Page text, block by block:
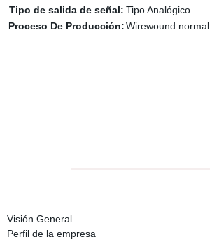
Tipo de salida de señal: Tipo Analógico
Proceso De Producción:Wirewound normal
Visión General
Perfil de la empresa